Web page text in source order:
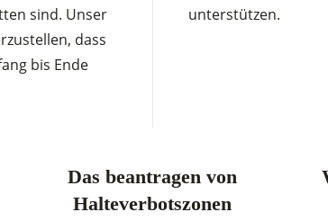
sind. Unser
dass
bis Ende
unterstützen.
Das beantragen von
Halteverbotszonen